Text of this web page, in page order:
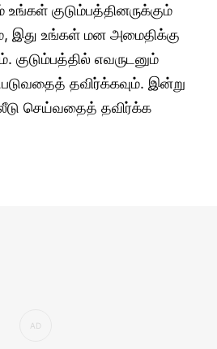
குடும்பத்தினருக்கும்
இது உங்கள் மன அமைதிக்கு
குடும்பத்தில் எவருடனும்
தவிர்க்கவும். இன்று
செய்வதைத் தவிர்க்க